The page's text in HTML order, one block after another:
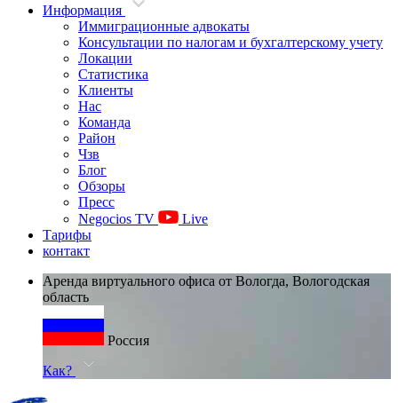
Информация
Иммиграционные адвокаты
Консультации по налогам и бухгалтерскому учету
Локации
Статистика
Клиенты
Нас
Команда
Район
Чзв
Блог
Обзоры
Пресс
Negocios TV
Live
Тарифы
контакт
Аренда виртуального офиса от Вологда, Вологодская
область
Россия
Как?